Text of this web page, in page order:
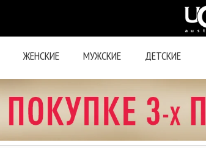
ЖЕНСКИЕ МУЖСКИЕ ДЕТСКИЕ